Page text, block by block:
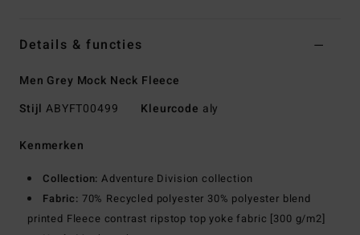
Details & functies
Men Grey Mock Neck Fleece
Stijl ABYFT00499 Kleurcode aly
Kenmerken
Collection: Adventure Division collection
Fabric: 70% Recycled polyester 30% polyester blend
printed Fleece contrast ripstop top yoke fabric [300 g/m2]